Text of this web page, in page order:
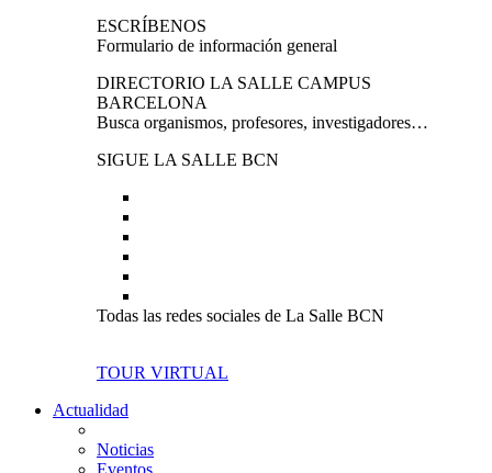
ESCRÍBENOS
Formulario de información general
DIRECTORIO LA SALLE CAMPUS
BARCELONA
Busca organismos, profesores, investigadores…
SIGUE LA SALLE BCN
Todas las redes sociales de La Salle BCN
TOUR VIRTUAL
Actualidad
Noticias
Eventos